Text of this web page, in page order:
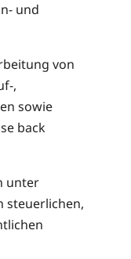
und
von
,
sowie
back
unter
steuerlichen,